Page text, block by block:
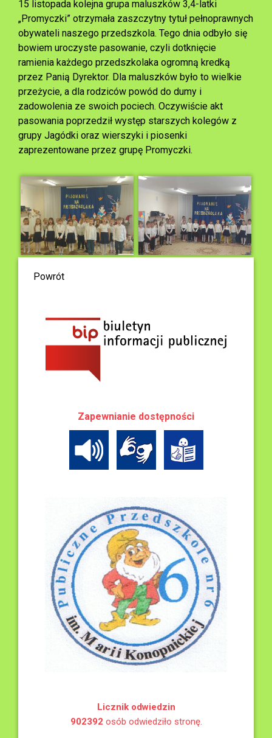
15 listopada kolejna grupa maluszków 3,4-latki
„Promyczki” otrzymała zaszczytny tytuł pełnoprawnych
obywateli naszego przedszkola. Tego dnia odbyło się
bowiem uroczyste pasowanie, czyli dotknięcie
ramienia każdego przedszkolaka ogromną kredką
przez Panią Dyrektor. Dla maluszków było to wielkie
przeżycie, a dla rodziców powód do dumy i
zadowolenia ze swoich pociech. Oczywiście akt
pasowania poprzedził występ starszych kolegów z
grupy Jagódki oraz wierszyki i piosenki
zaprezentowane przez grupę Promyczki.
Powrót
Zapewnianie dostępności
Licznik odwiedzin
902392 osób odwiedziło stronę.